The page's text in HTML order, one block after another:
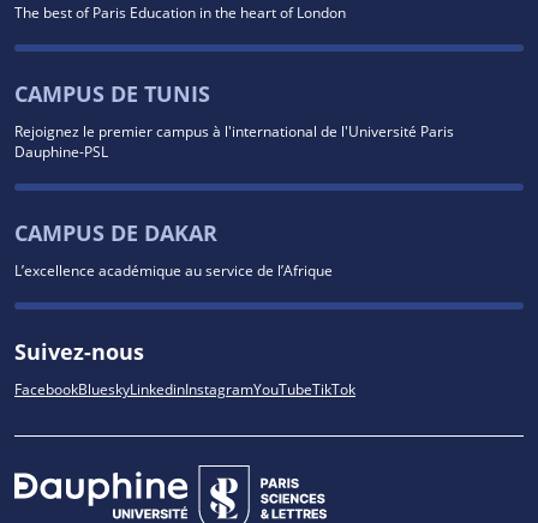
The best of Paris Education in the heart of London
CAMPUS DE TUNIS
Rejoignez le premier campus à l'international de l'Université Paris
Dauphine-PSL
CAMPUS DE DAKAR
L’excellence académique au service de l’Afrique
Suivez-nous
FacebookBlueskyLinkedinInstagramYouTubeTikTok